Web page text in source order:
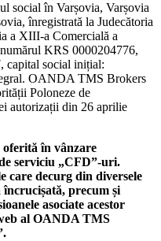
social în Varșovia, Varșovia
înregistrată la Judecătoria
a XIII-a Comercială a
KRS 0000204776,
capital social inițial:
OANDA TMS Brokers
Poloneze de
autorizații din 26 aprilie
în vânzare
serviciu „CFD”-uri.
decurg din diversele
precum și
asociate acestor
al OANDA TMS